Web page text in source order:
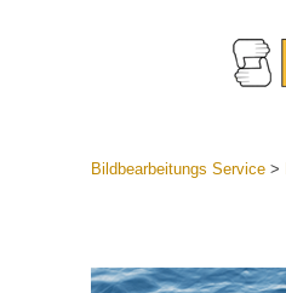
Bildbearbeitungs Service>